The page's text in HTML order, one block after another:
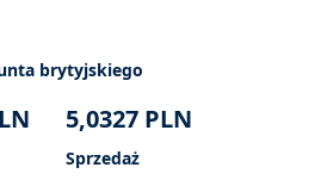
brytyjskiego
5,0327 PLN
Sprzedaż